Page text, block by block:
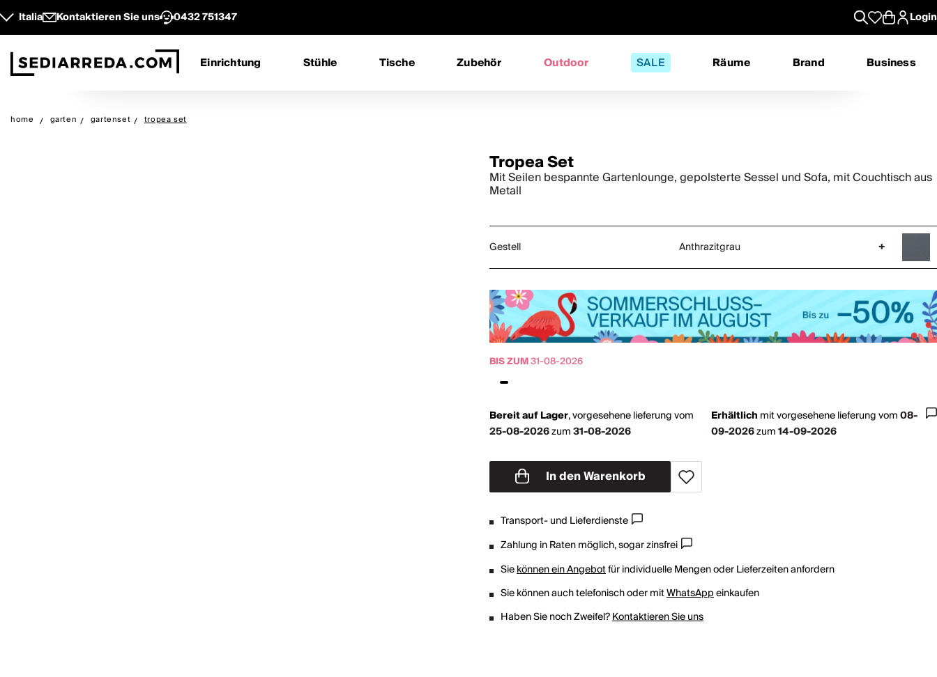
Italia Kontaktieren Sie uns 0432 751347 Login
Einrichtung Stühle Tische Zubehör Outdoor SALE Räume Brand Business
home garten gartenset tropea set
Tropea Set
Mit Seilen bespannte Gartenlounge, gepolsterte Sessel und Sofa, mit Couchtisch aus
Metall
Gestell Anthrazitgrau +
BIS ZUM31-08-2026
Bereit auf Lager,vorgesehene lieferung vom
25-08-2026zum31-08-2026
Erhältlich mitvorgesehene lieferung vom08-
09-2026zum14-09-2026
In den Warenkorb
Transport- und Lieferdienste
Zahlung in Raten möglich, sogar zinsfrei
Siekönnen ein Angebotfür individuelle Mengen oder Lieferzeiten anfordern
Sie können auch telefonisch oder mitWhatsAppeinkaufen
Haben Sie noch Zweifel?Kontaktieren Sie uns